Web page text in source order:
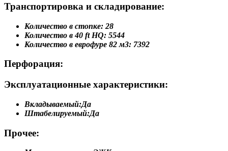
Транспортировка и складирование:
Количество в стопке: 28
Количество в 40 ft HQ: 5544
Количество в еврофуре 82 м3: 7392
Перфорация:
Эксплуатационные характеристики:
Вкладываемый:Да
Штабелируемый:Да
Прочее: